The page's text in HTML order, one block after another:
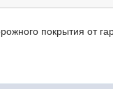
покрытия от